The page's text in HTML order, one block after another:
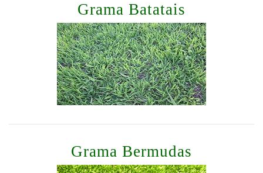
Grama Batatais
Grama Bermudas